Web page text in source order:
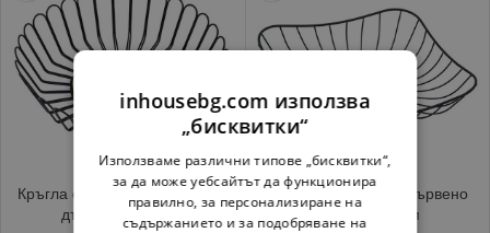
Кръгла фруктиера с дървено
дъно, 28.5 х 7 см
Фруктиера квадрат дървено
дъно 28,5х7см
inhousebg.com използва
„бисквитки“
Използваме различни типове „бисквитки“,
за да може уебсайтът да функционира
правилно, за персонализиране на
съдържанието и за подобряване на